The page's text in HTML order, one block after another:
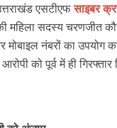
एसटीएफसाइबर
महिला सदस्य चरणजीत
नंबरों का उपयोग
को पूर्व में ही